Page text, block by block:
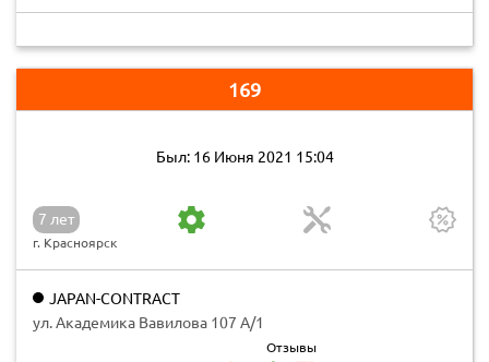
169
Был: 16 Июня 2021 15:04
7 лет
г. Красноярск
JAPAN-CONTRACT
ул. Академика Вавилова 107 А/1
Отзывы